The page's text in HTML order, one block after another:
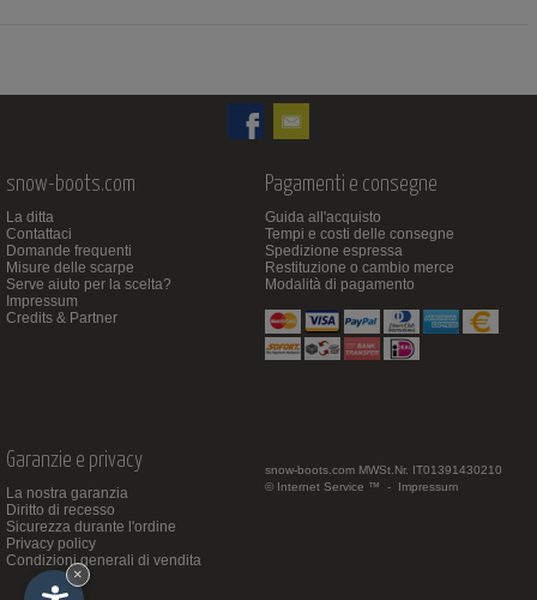
snow-boots.com
La ditta
Contattaci
Domande frequenti
Misure delle scarpe
Serve aiuto per la scelta?
Impressum
Credits & Partner
Pagamenti e consegne
Guida all'acquisto
Tempi e costi delle consegne
Spedizione espressa
Restituzione o cambio merce
Modalità di pagamento
Garanzie e privacy
La nostra garanzia
Diritto di recesso
Sicurezza durante l'ordine
Privacy policy
Condizioni generali di vendita
snow-boots.com MWSt.Nr. IT01391430210
© Internet Service ™ - Impressum
×